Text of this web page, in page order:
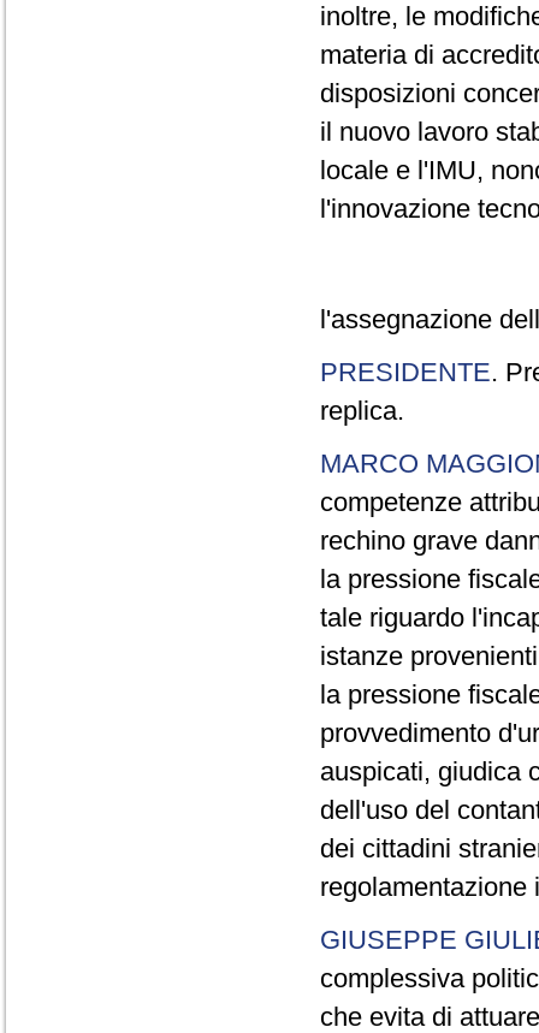
inoltre, le
materia di
disposizioni
il nuovo lavoro
locale e l'IMU,
l'innovazione
l'assegnazione
PRESIDENTE.
replica.
MARCO
competenze
rechino grave
la pressione
tale riguardo
istanze
la pressione
provvedimento
auspicati, giudica
dell'uso del
dei cittadini
regolamentazione
GIUSEPPE
complessiva
che evita di